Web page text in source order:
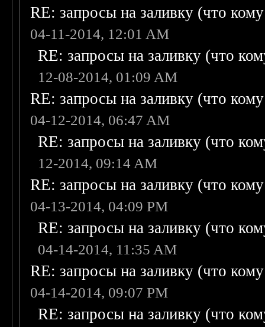
RE: запросы на заливку (что
04-11-2014, 12:01 AM
RE: запросы на заливку (что
12-08-2014, 01:09 AM
RE: запросы на заливку (что
04-12-2014, 06:47 AM
RE: запросы на заливку (что
12-2014, 09:14 AM
RE: запросы на заливку (что
04-13-2014, 04:09 PM
RE: запросы на заливку (что
04-14-2014, 11:35 AM
RE: запросы на заливку (что
04-14-2014, 09:07 PM
RE: запросы на заливку (что